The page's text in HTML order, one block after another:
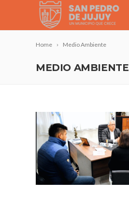
Home Medio Ambiente
MEDIO AMBIENTE